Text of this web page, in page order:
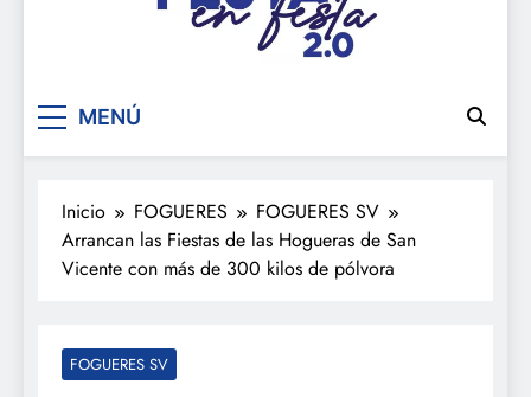
De festa en festa 2.0
MENÚ
Inicio FOGUERES
FOGUERES SV
Arrancan las Fiestas de las Hogueras de San
Vicente con más de 300 kilos de pólvora
FOGUERES SV